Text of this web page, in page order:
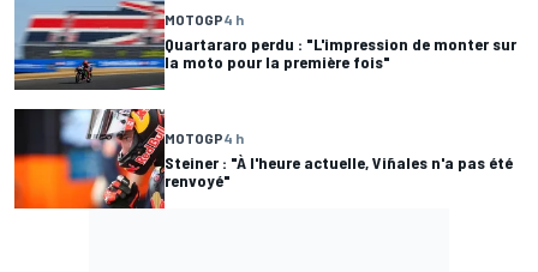
MOTOGP4 h
Quartararo perdu : "L'impression de monter sur
la moto pour la première fois"
MOTOGP4 h
Steiner : "À l'heure actuelle, Viñales n'a pas été
renvoyé"